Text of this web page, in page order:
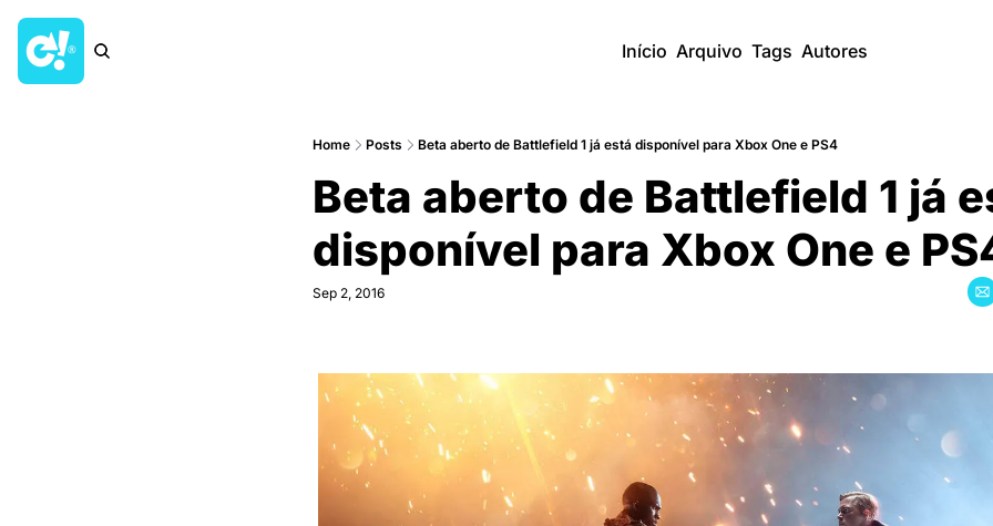
Início Arquivo Tags Autores
Home Posts Beta aberto de Battlefield 1 já está disponível para Xbox One e PS4
Beta aberto de Battlefield 1 já
disponível para Xbox One e
Sep 2, 2016